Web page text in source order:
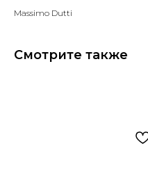
Massimo Dutti
Смотрите также